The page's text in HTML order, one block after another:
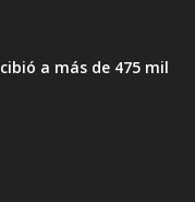
a más de 475 mil